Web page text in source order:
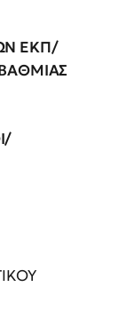
ΕΚΠ/